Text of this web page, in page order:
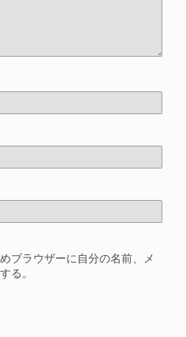
ブラウザーに自分の名前、メ
る。